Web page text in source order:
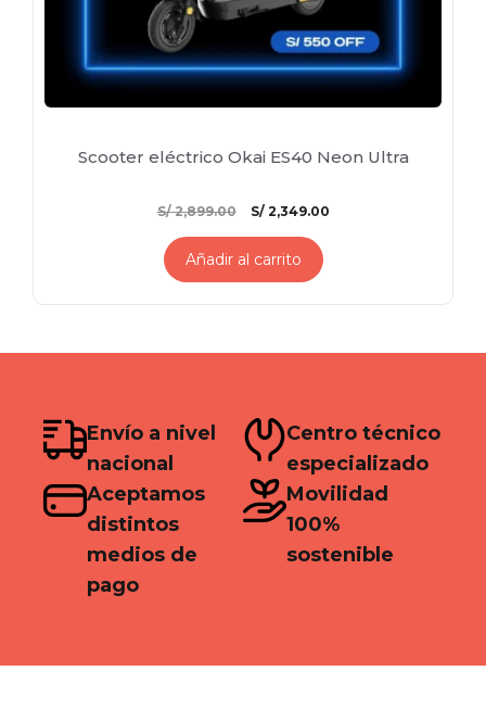
Scooter eléctrico Okai ES40 Neon Ultra
S/2,899.00
El
original
S/2,349.00El
Añadir al carrito
Envío a nivel
nacional
Centro técnico
especializado
Aceptamos
distintos
medios de
pago
Movilidad
100%
sostenible